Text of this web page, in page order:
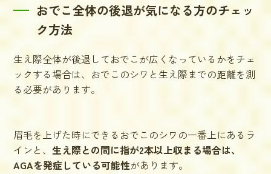
おでこ全体の後退が気になる方のチェッ
ク方法
生え際全体が後退しておでこが広くなっているかをチェ
ックする場合は、おでこのシワと生え際までの距離を測
る必要があります。
眉毛を上げた時にできるおでこのシワの一番上にあるラ
インと、生え際との間に指が2本以上収まる場合は、
AGAを発症している可能性があります。